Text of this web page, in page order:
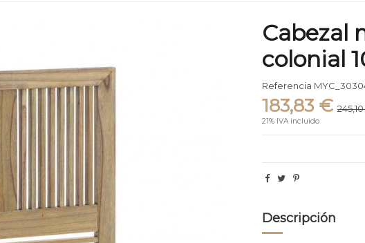
Cabezal
colonial
Referencia
183,83 €
21% IVA incluido
Descripción